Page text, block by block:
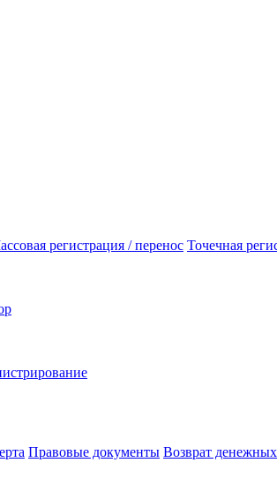
регистрация / перенос Точечная
Правовые документы Возврат денежных